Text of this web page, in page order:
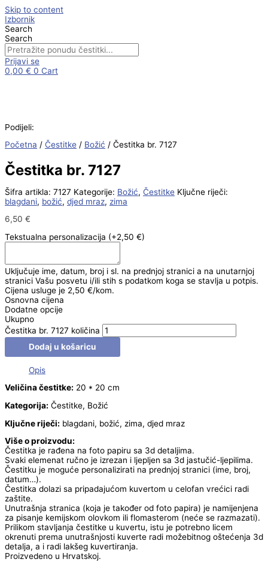
Skip to content
Izbornik
Search
Search
Prijavi se
0,00 € 0 Cart
Podijeli:
Početna / Čestitke / Božić / Čestitka br. 7127
Čestitka br. 7127
Šifra artikla: 7127 Kategorije: Božić, Čestitke Ključne riječi:
blagdani, božić, djed mraz, zima
6,50 €
Tekstualna personalizacija (+2,50 €)
Uključuje ime, datum, broj i sl. na prednjoj stranici a na unutarnjoj
stranici Vašu posvetu i/ili stih s podatkom koga se stavlja u potpis.
Cijena usluge je 2,50 €/kom.
Osnovna cijena
Dodatne opcije
Ukupno
Čestitka br. 7127 količina
Dodaj u košaricu
Opis
Veličina čestitke: 20 * 20 cm
Kategorija: Čestitke, Božić
Ključne riječi: blagdani, božić, zima, djed mraz
Više o proizvodu:
Čestitka je rađena na foto papiru sa 3d detaljima.
Svaki elemenat ručno je izrezan i ljepljen sa 3d jastučić-ljepilima.
Čestitku je moguće personalizirati na prednjoj stranici (ime, broj,
datum…).
Čestitka dolazi sa pripadajućom kuvertom u celofan vrećici radi
zaštite.
Unutrašnja stranica (koja je također od foto papira) je namijenjena
za pisanje kemijskom olovkom ili flomasterom (neće se razmazati).
Prilikom stavljanja čestitke u kuvertu, istu je potrebno licem
okrenuti prema unutrašnjosti kuverte radi možebitnog oštećenja 3d
detalja, a i radi lakšeg kuvertiranja.
Proizvedeno u Hrvatskoj.